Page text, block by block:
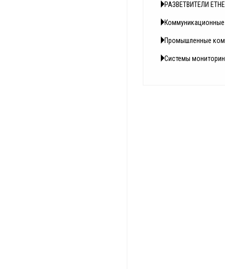
РАЗВЕТВИТЕЛИ
Промышленные
Системы